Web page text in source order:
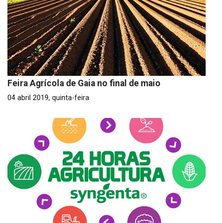
Feira Agrícola de Gaia no final de maio
04 abril 2019, quinta-feira